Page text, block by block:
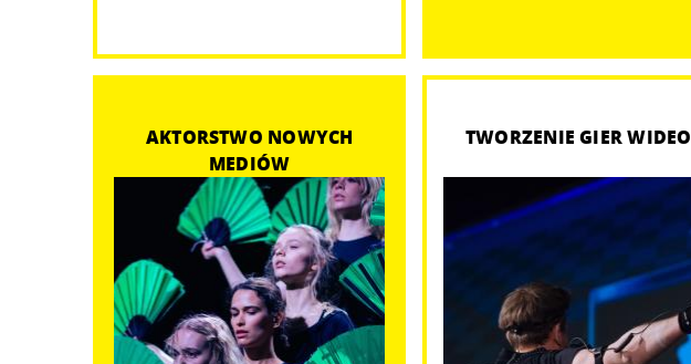
AKTORSTWO NOWYCH
MEDIÓW
TWORZENIE GIER WIDEO